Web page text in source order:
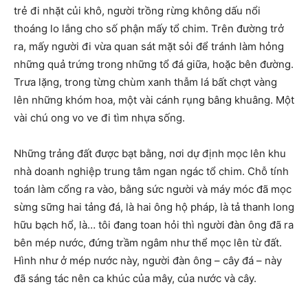
trẻ đi nhặt củi khô, người trồng rừng không dấu nổi
thoáng lo lắng cho số phận mấy tổ chim. Trên đường trở
ra, mấy người đi vừa quan sát mặt sỏi để tránh làm hỏng
những quả trứng trong những tổ đá giữa, hoặc bên đường.
Trưa lặng, trong từng chùm xanh thẫm lá bất chợt vàng
lên những khóm hoa, một vài cánh rụng bâng khuâng. Một
vài chú ong vo ve đi tìm nhựa sống.
Những trảng đất được bạt bằng, nơi dự định mọc lên khu
nhà doanh nghiệp trung tâm ngan ngác tổ chim. Chỗ tính
toán làm cổng ra vào, bằng sức người và máy móc đã mọc
sừng sững hai tảng đá, là hai ông hộ pháp, là tả thanh long
hữu bạch hổ, là… tôi đang toan hỏi thì người đàn ông đã ra
bên mép nước, đứng trầm ngâm như thể mọc lên từ đất.
Hình như ở mép nước này, người đàn ông – cây đá – này
đã sáng tác nên ca khúc của mây, của nước và cây.